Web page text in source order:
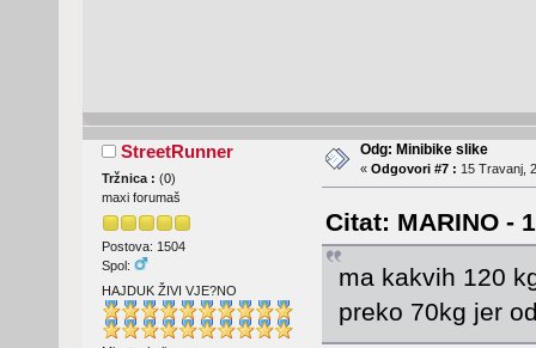
StreetRunner
Tržnica : (0)
maxi forumaš
Postova: 1504
Spol:
HAJDUK ŽIVI VJE?NO
Odg: Minibike slike
« Odgovori #7 : 15 Travanj,
Citat: MARINO -
ma kakvih 120
preko 70kg jer